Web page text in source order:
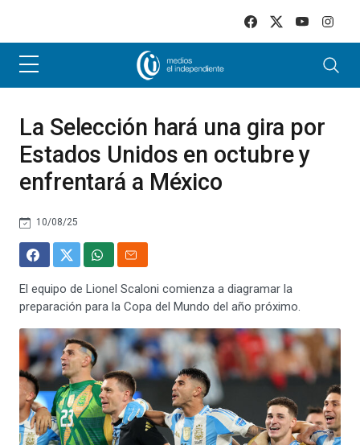
La Selección hará una gira por
Estados Unidos en octubre y
enfrentará a México
10/08/25
El equipo de Lionel Scaloni comienza a diagramar la
preparación para la Copa del Mundo del año próximo.